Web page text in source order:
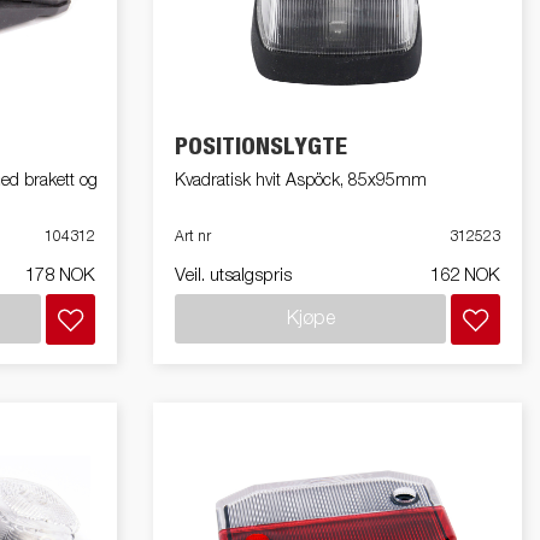
Produktguide elbil
Premium og X-line båthengere
Kjøreskole
brakett og
104312
178 NOK
POSITIONSLYGTE
Kvadratisk hvit Aspöck, 85x95mm
Art nr 312523
Veil. utsalgspris 162 NOK
Kjøpe